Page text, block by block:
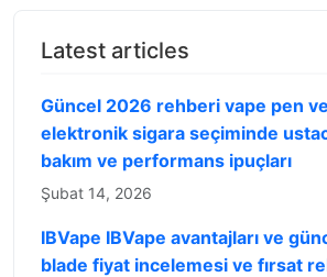
Latest articles
Güncel 2026 rehberi vape pen
elektronik sigara seçiminde
bakım ve performans ipuçları
Şubat 14, 2026
IBVape IBVape avantajları ve
blade fiyat incelemesi ve fırsat